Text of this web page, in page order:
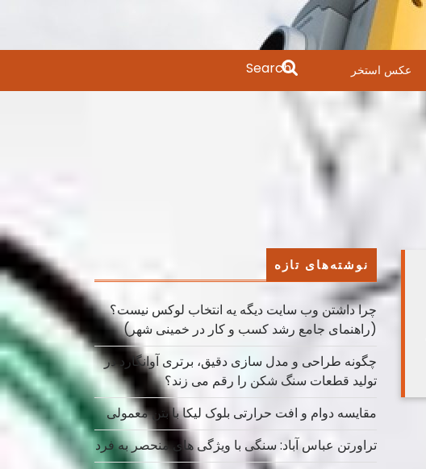
عکس استخر
Search
for:
نوشته‌های تازه
چرا داشتن وب سایت دیگه یه انتخاب لوکس نیست؟
(راهنمای جامع رشد کسب ‌و کار در خمینی ‌شهر)
چگونه طراحی و مدل سازی دقیق، برتری آوانگارد در
تولید قطعات سنگ شکن را رقم می زند؟
مقایسه دوام و افت حرارتی بلوک لیکا با بتن معمولی
تراورتن عباس آباد: سنگی با ویژگی های منحصر به فرد